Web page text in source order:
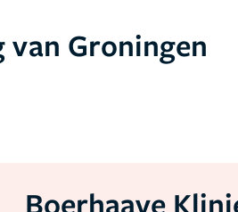
Groningen
Boerhaave